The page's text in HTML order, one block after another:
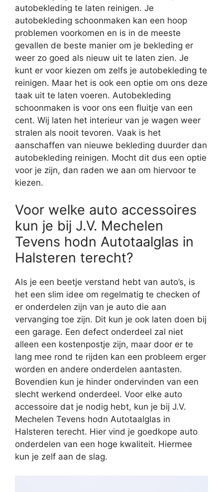
autobekleding te laten reinigen. Je
autobekleding schoonmaken kan een hoop
problemen voorkomen en is in de meeste
gevallen de beste manier om je bekleding er
weer zo goed als nieuw uit te laten zien. Je
kunt er voor kiezen om zelfs je autobekleding te
reinigen. Maar het is ook een optie om ons deze
taak uit te laten voeren. Autobekleding
schoonmaken is voor ons een fluitje van een
cent. Wij laten het interieur van je wagen weer
stralen als nooit tevoren. Vaak is het
aanschaffen van nieuwe bekleding duurder dan
autobekleding reinigen. Mocht dit dus een optie
voor je zijn, dan raden we aan om hiervoor te
kiezen.
Voor welke auto accessoires
kun je bij J.V. Mechelen
Tevens hodn Autotaalglas in
Halsteren terecht?
Als je een beetje verstand hebt van auto’s, is
het een slim idee om regelmatig te checken of
er onderdelen zijn van je auto die aan
vervanging toe zijn. Dit kun je ook laten doen bij
een garage. Een defect onderdeel zal niet
alleen een kostenpostje zijn, maar door er te
lang mee rond te rijden kan een probleem erger
worden en andere onderdelen aantasten.
Bovendien kun je hinder ondervinden van een
slecht werkend onderdeel. Voor elke auto
accessoire dat je nodig hebt, kun je bij J.V.
Mechelen Tevens hodn Autotaalglas in
Halsteren terecht. Hier vind je goedkope auto
onderdelen van een hoge kwaliteit. Hiermee
kun je zelf aan de slag.